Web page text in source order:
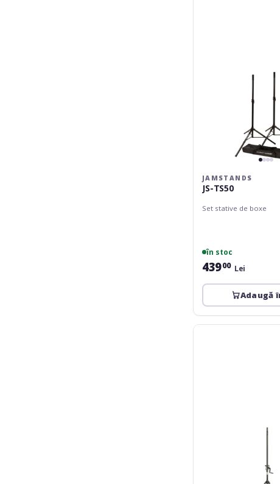
JAMSTANDS
JS-TS50
Set stative de boxe
în stoc
43900 Lei
Adaugă
Gravity